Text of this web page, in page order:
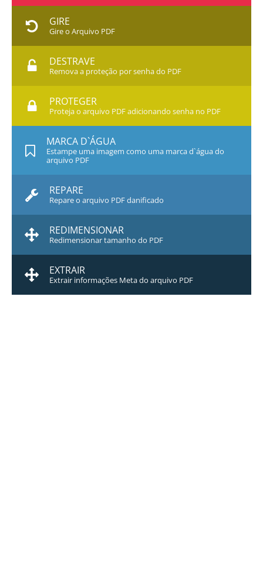
GIRE
Gire o Arquivo PDF
DESTRAVE
Remova a proteção por senha do PDF
PROTEGER
Proteja o arquivo PDF adicionando senha no PDF
MARCA D`ÁGUA
Estampe uma imagem como uma marca d`água do
arquivo PDF
REPARE
Repare o arquivo PDF danificado
REDIMENSIONAR
Redimensionar tamanho do PDF
EXTRAIR
Extrair informações Meta do arquivo PDF